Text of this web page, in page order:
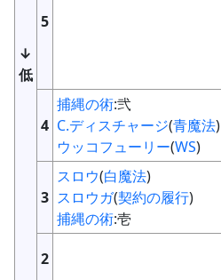
↓
低
5
4
捕縄の術:弐
C.ディスチャージ(青魔法)
ウッコフューリー(WS)
3
スロウ(白魔法)
スロウガ(契約の履行)
捕縄の術:壱
2